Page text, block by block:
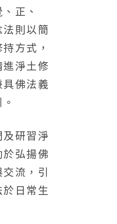
正、
則以簡
方式，
淨土修
佛法義
研習淨
於弘揚佛
流，引
日常生